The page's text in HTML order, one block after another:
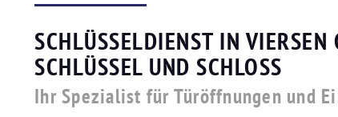
SCHLÜSSELDIENST IN
SCHLÜSSEL UND SCHLOSS
Ihr Spezialist für Türöffnungen und